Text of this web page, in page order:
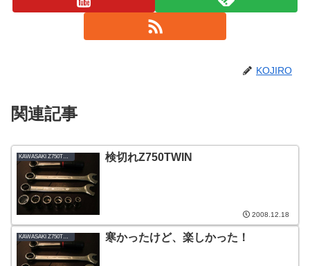
KOJIRO
関連記事
KAWASAKI Z750TWIN-B1_1978 検切れZ750TWIN
2008.12.18
寒かったけど、楽しかった！